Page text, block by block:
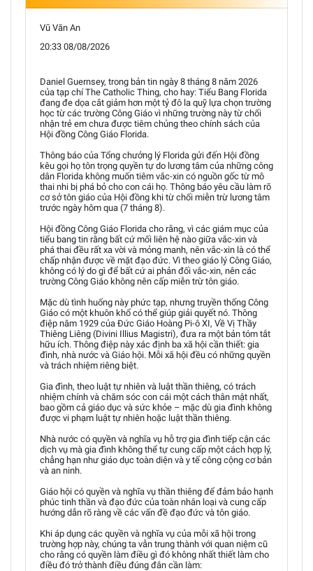
Vũ Văn An
20:33 08/08/2026
Daniel Guernsey, trong bản tin ngày 8 tháng 8 năm 2026
của tạp chí The Catholic Thing, cho hay: Tiểu Bang Florida
đang đe dọa cắt giảm hơn một tỷ đô la quỹ lựa chọn trường
học từ các trường Công Giáo vì những trường này từ chối
nhận trẻ em chưa được tiêm chủng theo chính sách của
Hội đồng Công Giáo Florida.
Thông báo của Tổng chưởng lý Florida gửi đến Hội đồng
kêu gọi họ tôn trọng quyền tự do lương tâm của những công
dân Florida không muốn tiêm vắc-xin có nguồn gốc từ mô
thai nhi bị phá bỏ cho con cái họ. Thông báo yêu cầu làm rõ
cơ sở tôn giáo của Hội đồng khi từ chối miễn trừ lương tâm
trước ngày hôm qua (7 tháng 8).
Hội đồng Công Giáo Florida cho rằng, vì các giám mục của
tiểu bang tin rằng bất cứ mối liên hệ nào giữa vắc-xin và
phá thai đều rất xa vời và mỏng manh, nên vắc-xin là có thể
chấp nhận được về mặt đạo đức. Vì theo giáo lý Công Giáo,
không có lý do gì để bất cứ ai phản đối vắc-xin, nên các
trường Công Giáo không nên cấp miễn trừ tôn giáo.
Mặc dù tình huống này phức tạp, nhưng truyền thống Công
Giáo có một khuôn khổ có thể giúp giải quyết nó. Thông
điệp năm 1929 của Đức Giáo Hoàng Pi-ô XI, Về Vị Thầy
Thiêng Liêng (Divini Illius Magistri), đưa ra một bản tóm tắt
hữu ích. Thông điệp này xác định ba xã hội cần thiết: gia
đình, nhà nước và Giáo hội. Mỗi xã hội đều có những quyền
và trách nhiệm riêng biệt.
Gia đình, theo luật tự nhiên và luật thần thiêng, có trách
nhiệm chính và chăm sóc con cái một cách thân mật nhất,
bao gồm cả giáo dục và sức khỏe – mặc dù gia đình không
được vi phạm luật tự nhiên hoặc luật thần thiêng.
Nhà nước có quyền và nghĩa vụ hỗ trợ gia đình tiếp cận các
dịch vụ mà gia đình không thể tự cung cấp một cách hợp lý,
chẳng hạn như giáo dục toàn diện và y tế công cộng cơ bản
và an ninh.
Giáo hội có quyền và nghĩa vụ thần thiêng để đảm bảo hạnh
phúc tinh thần và đạo đức của toàn nhân loại và cung cấp
hướng dẫn rõ ràng về các vấn đề đạo đức và tôn giáo.
Khi áp dụng các quyền và nghĩa vụ của mỗi xã hội trong
trường hợp này, chúng ta vẫn trung thành với quan niệm cũ
cho rằng có quyền làm điều gì đó không nhất thiết làm cho
điều đó trở thành điều đúng đắn cần làm: